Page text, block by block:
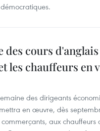
des cours
les chauffeurs en
des dirigeants
en œuvre, dès
aux chauffeurs